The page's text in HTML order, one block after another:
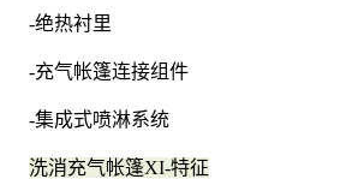
-绝热衬里
-充气帐篷连接组件
-集成式喷淋系统
洗消充气帐篷XI-特征